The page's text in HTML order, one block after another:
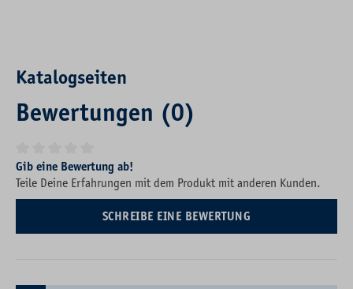
Katalogseiten
Bewertungen (0)
Durchschnittliche Bewertung von 0 von 5 Sternen
Gib eine Bewertung ab!
Teile Deine Erfahrungen mit dem Produkt mit anderen Kunden.
SCHREIBE EINE BEWERTUNG